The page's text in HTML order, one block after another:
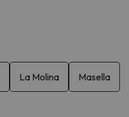
La Molina Masella